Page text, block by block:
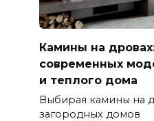
Камины на
современных
и теплого дома
Выбирая камины на
загородных домов